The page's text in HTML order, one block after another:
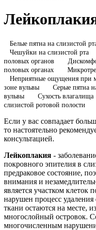
Белые пятна на слизистой
Чешуйки на слизистой рта
половых органов
половых органах
Неприятные ощущения при
зоне вульвы
Серые пятна
вульвы
Сухость влагалища
слизистой ротовой полости
Если у вас совпадает
то настоятельно
консультацией.
Лейкоплакия -
покровного эпителия в
предраковое состояние,
внимания и
является участком клеток
нарушен процесс
ткани остаются на месте,
многослойный островок.
многочисленным